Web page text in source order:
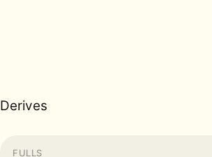
Derives
FULLS